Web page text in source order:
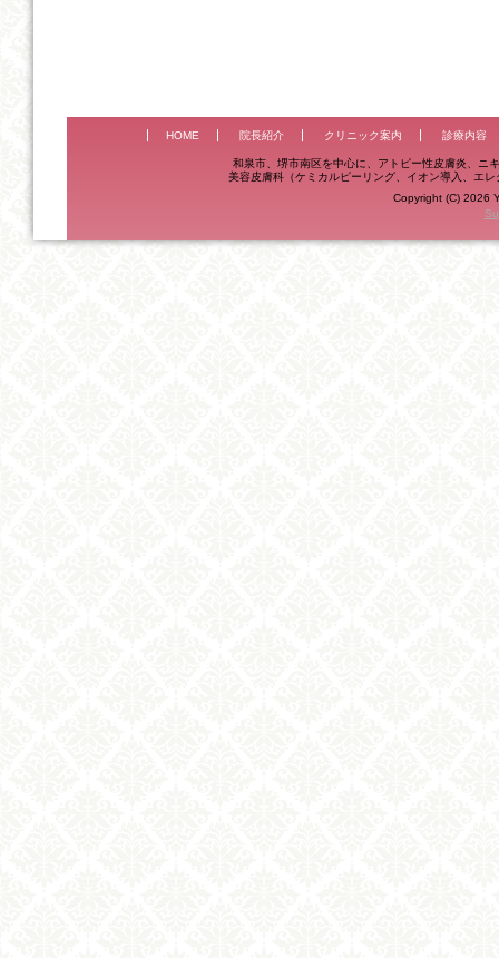
HOME 院長紹介 クリニック案内 診療内容
和泉市、堺市南区を中心に、アトピー性皮膚炎、ニ
美容皮膚科（ケミカルピーリング、イオン導入、エ
Copyright (C) 2026